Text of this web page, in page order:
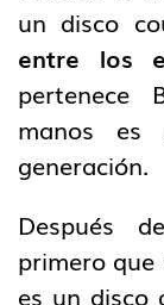
un disco
entre los
pertenece
manos es
generación.
Después
primero
es un disco